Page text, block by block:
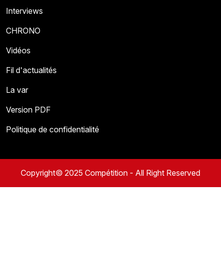
Interviews
CHRONO
Vidéos
Fil d'actualités
La var
Version PDF
Politique de confidentialité
Copyright© 2025 Compétition - All Right Reserved